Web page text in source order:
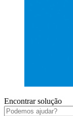
Encontrar solução